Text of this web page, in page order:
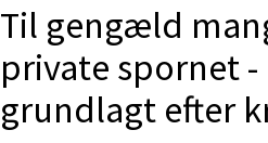
Til gengæld
private spornet
grundlagt efter